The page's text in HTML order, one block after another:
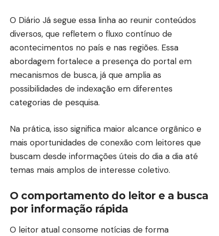
O Diário Já segue essa linha ao reunir conteúdos
diversos, que refletem o fluxo contínuo de
acontecimentos no país e nas regiões. Essa
abordagem fortalece a presença do portal em
mecanismos de busca, já que amplia as
possibilidades de indexação em diferentes
categorias de pesquisa.
Na prática, isso significa maior alcance orgânico e
mais oportunidades de conexão com leitores que
buscam desde informações úteis do dia a dia até
temas mais amplos de interesse coletivo.
O comportamento do leitor e a busca
por informação rápida
O leitor atual consome notícias de forma